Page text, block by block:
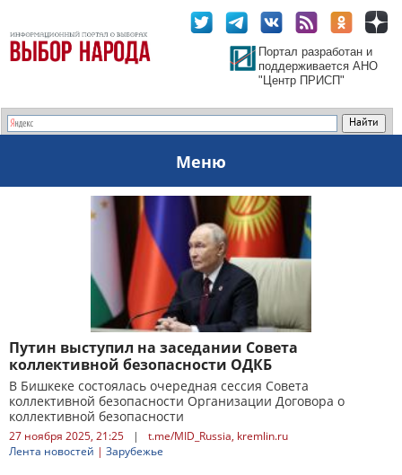
Портал разработан и
поддерживается АНО
"Центр ПРИСП"
Меню
Путин выступил на заседании Совета
коллективной безопасности ОДКБ
В Бишкеке состоялась очередная сессия Совета
коллективной безопасности Организации Договора о
коллективной безопасности
27 ноября 2025, 21:25 |
t.me/MID_Russia, kremlin.ru
Лента новостей | Зарубежье